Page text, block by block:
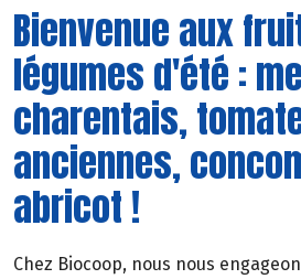
Bienvenue aux
légumes d'été :
charentais,
anciennes,
abricot !
Chez Biocoop, nous nous